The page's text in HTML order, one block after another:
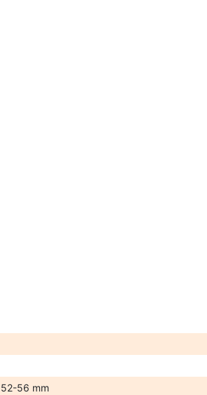
56 mm